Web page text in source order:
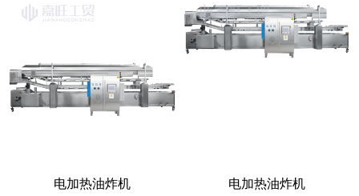
电加热油炸机 电加热油炸机